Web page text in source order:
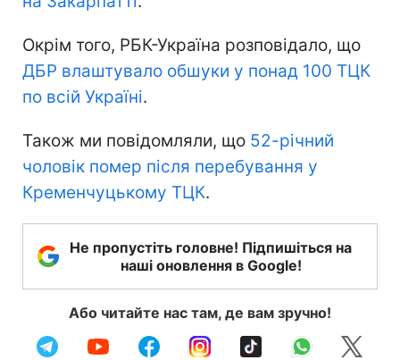
Окрім того, РБК-Україна розповідало, що
ДБР влаштувало обшуки у понад 100 ТЦК
по всій Україні.
Також ми повідомляли, що 52-річний
чоловік помер після перебування у
Кременчуцькому ТЦК.
Не пропустіть головне! Підпишіться на
наші оновлення в Google!
Або читайте нас там, де вам зручно!